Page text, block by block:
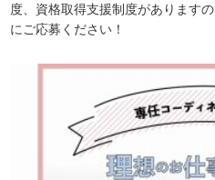
度、資格取得支援制度があります
にご応募ください！